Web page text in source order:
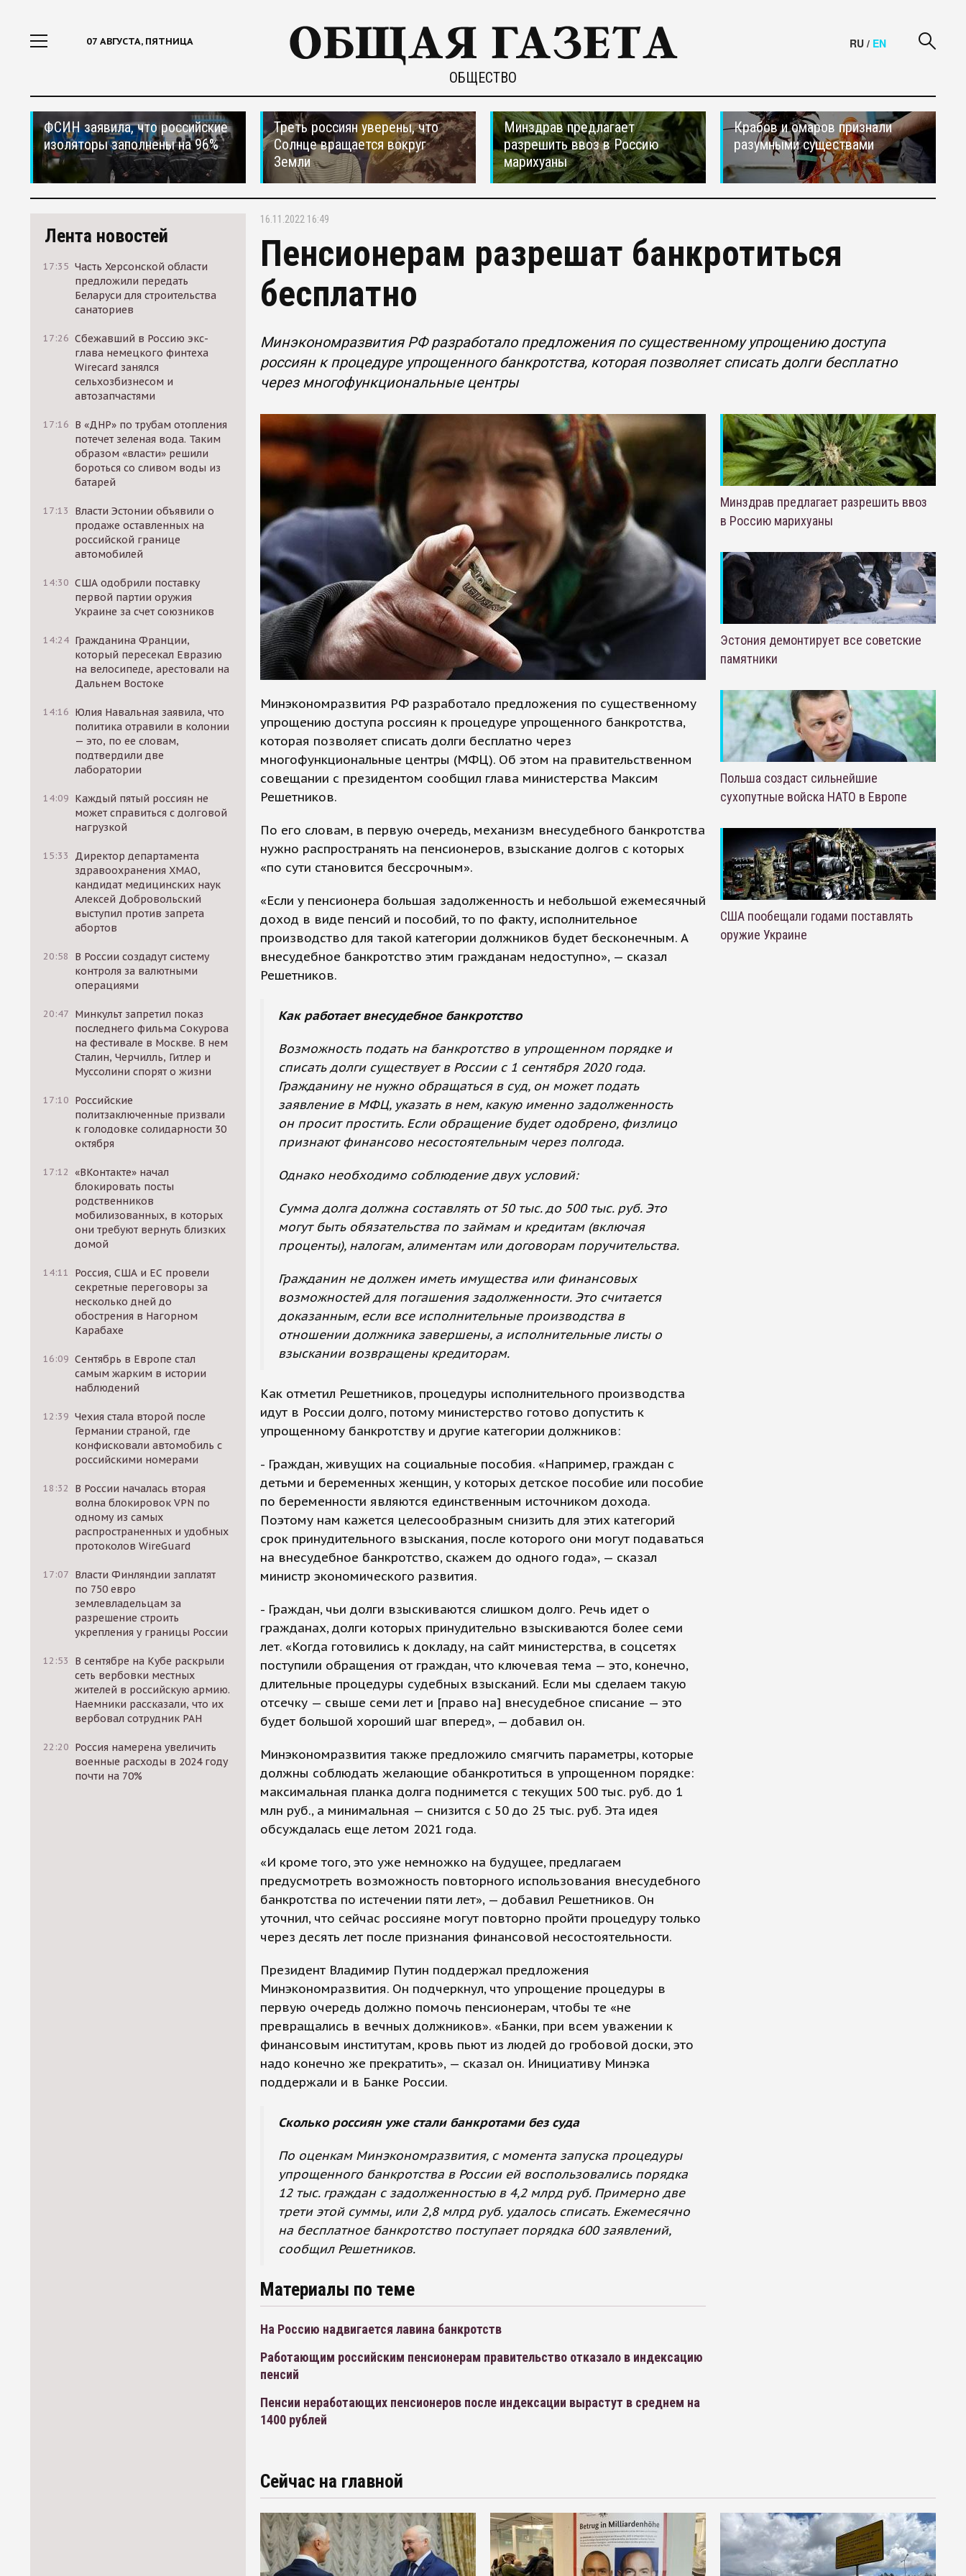
07 АВГУСТА, ПЯТНИЦА
ОБЩЕСТВО
RU / EN
ФСИН заявила, что российские
изоляторы заполнены на 96%
Треть россиян уверены, что
Солнце вращается вокруг
Земли
Минздрав предлагает
разрешить ввоз в Россию
марихуаны
Крабов и омаров признали
разумными существами
Лента новостей
17:35 Часть Херсонской области
предложили передать
Беларуси для строительства
санаториев
17:26 Сбежавший в Россию экс-
глава немецкого финтеха
Wirecard занялся
сельхозбизнесом и
автозапчастями
17:16 В «ДНР» по трубам отопления
потечет зеленая вода. Таким
образом «власти» решили
бороться со сливом воды из
батарей
17:13
Власти Эстонии объявили о
продаже оставленных на
российской границе
автомобилей
14:30 США одобрили поставку
первой партии оружия
Украине за счет союзников
14:24 Гражданина Франции,
который пересекал Евразию
на велосипеде, арестовали на
Дальнем Востоке
14:16 Юлия Навальная заявила, что
политика отравили в колонии
— это, по ее словам,
подтвердили две
лаборатории
14:09 Каждый пятый россиян не
может справиться с долговой
нагрузкой
15:33
Директор департамента
здравоохранения ХМАО,
кандидат медицинских наук
Алексей Добровольский
выступил против запрета
абортов
20:58
В России создадут систему
контроля за валютными
операциями
20:47 Минкульт запретил показ
последнего фильма Сокурова
на фестивале в Москве. В нем
Сталин, Черчилль, Гитлер и
Муссолини спорят о жизни
17:10 Российские
политзаключенные призвали
к голодовке солидарности 30
октября
17:12 «ВКонтакте» начал
блокировать посты
родственников
мобилизованных, в которых
они требуют вернуть близких
домой
14:11
Россия, США и ЕС провели
секретные переговоры за
несколько дней до
обострения в Нагорном
Карабахе
16:09 Сентябрь в Европе стал
самым жарким в истории
наблюдений
12:39 Чехия стала второй после
Германии страной, где
конфисковали автомобиль с
российскими номерами
18:32
В России началась вторая
волна блокировок VPN по
одному из самых
распространенных и удобных
протоколов WireGuard
17:07 Власти Финляндии заплатят
по 750 евро
землевладельцам за
разрешение строить
укрепления у границы России
12:53
В сентябре на Кубе раскрыли
сеть вербовки местных
жителей в российскую армию.
Наемники рассказали, что их
вербовал сотрудник РАН
22:20 Россия намерена увеличить
военные расходы в 2024 году
почти на 70%
16.11.2022 16:49
Пенсионерам разрешат банкротиться
бесплатно
Минэкономразвития РФ разработало предложения по существенному упрощению доступа
россиян к процедуре упрощенного банкротства, которая позволяет списать долги бесплатно
через многофункциональные центры
Минэкономразвития РФ разработало предложения по существенному
упрощению доступа россиян к процедуре упрощенного банкротства,
которая позволяет списать долги бесплатно через
многофункциональные центры (МФЦ). Об этом на правительственном
совещании с президентом сообщил глава министерства Максим
Решетников.
По его словам, в первую очередь, механизм внесудебного банкротства
нужно распространять на пенсионеров, взыскание долгов с которых
«по сути становится бессрочным».
«Если у пенсионера большая задолженность и небольшой ежемесячный
доход в виде пенсий и пособий, то по факту, исполнительное
производство для такой категории должников будет бесконечным. А
внесудебное банкротство этим гражданам недоступно», — сказал
Решетников.
Как работает внесудебное банкротство
Возможность подать на банкротство в упрощенном порядке и
списать долги существует в России с 1 сентября 2020 года.
Гражданину не нужно обращаться в суд, он может подать
заявление в МФЦ, указать в нем, какую именно задолженность
он просит простить. Если обращение будет одобрено, физлицо
признают финансово несостоятельным через полгода.
Однако необходимо соблюдение двух условий:
Сумма долга должна составлять от 50 тыс. до 500 тыс. руб. Это
могут быть обязательства по займам и кредитам (включая
проценты), налогам, алиментам или договорам поручительства.
Гражданин не должен иметь имущества или финансовых
возможностей для погашения задолженности. Это считается
доказанным, если все исполнительные производства в
отношении должника завершены, а исполнительные листы о
взыскании возвращены кредиторам.
Как отметил Решетников, процедуры исполнительного производства
идут в России долго, потому министерство готово допустить к
упрощенному банкротству и другие категории должников:
- Граждан, живущих на социальные пособия. «Например, граждан с
детьми и беременных женщин, у которых детское пособие или пособие
по беременности являются единственным источником дохода.
Поэтому нам кажется целесообразным снизить для этих категорий
срок принудительного взыскания, после которого они могут подаваться
на внесудебное банкротство, скажем до одного года», — сказал
министр экономического развития.
- Граждан, чьи долги взыскиваются слишком долго. Речь идет о
гражданах, долги которых принудительно взыскиваются более семи
лет. «Когда готовились к докладу, на сайт министерства, в соцсетях
поступили обращения от граждан, что ключевая тема — это, конечно,
длительные процедуры судебных взысканий. Если мы сделаем такую
отсечку — свыше семи лет и [право на] внесудебное списание — это
будет большой хороший шаг вперед», — добавил он.
Минэкономразвития также предложило смягчить параметры, которые
должны соблюдать желающие обанкротиться в упрощенном порядке:
максимальная планка долга поднимется с текущих 500 тыс. руб. до 1
млн руб., а минимальная — снизится с 50 до 25 тыс. руб. Эта идея
обсуждалась еще летом 2021 года.
«И кроме того, это уже немножко на будущее, предлагаем
предусмотреть возможность повторного использования внесудебного
банкротства по истечении пяти лет», — добавил Решетников. Он
уточнил, что сейчас россияне могут повторно пройти процедуру только
через десять лет после признания финансовой несостоятельности.
Президент Владимир Путин поддержал предложения
Минэкономразвития. Он подчеркнул, что упрощение процедуры в
первую очередь должно помочь пенсионерам, чтобы те «не
превращались в вечных должников». «Банки, при всем уважении к
финансовым институтам, кровь пьют из людей до гробовой доски, это
надо конечно же прекратить», — сказал он. Инициативу Минэка
поддержали и в Банке России.
Сколько россиян уже стали банкротами без суда
По оценкам Минэкономразвития, с момента запуска процедуры
упрощенного банкротства в России ей воспользовались порядка
12 тыс. граждан с задолженностью в 4,2 млрд руб. Примерно две
трети этой суммы, или 2,8 млрд руб. удалось списать. Ежемесячно
на бесплатное банкротство поступает порядка 600 заявлений,
сообщил Решетников.
Материалы по теме
На Россию надвигается лавина банкротств
Работающим российским пенсионерам правительство отказало в индексацию
пенсий
Пенсии неработающих пенсионеров после индексации вырастут в среднем на
1400 рублей
Минздрав предлагает разрешить ввоз
в Россию марихуаны
Эстония демонтирует все советские
памятники
Польша создаст сильнейшие
сухопутные войска НАТО в Европе
США пообещали годами поставлять
оружие Украине
Сейчас на главной